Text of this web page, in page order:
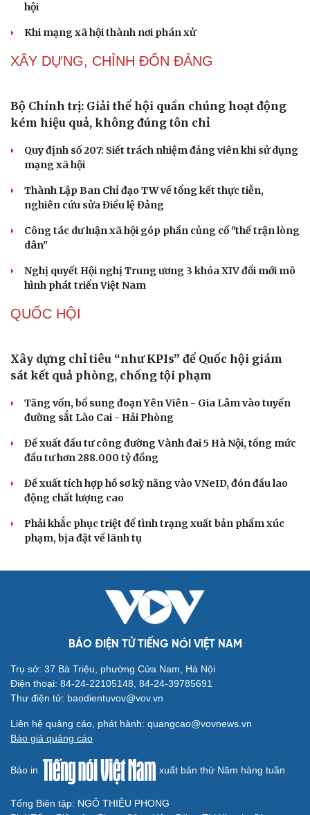
hội
Khi mạng xã hội thành nơi phán xử
XÂY DỰNG, CHỈNH ĐỐN ĐẢNG
Bộ Chính trị: Giải thể hội quần chúng hoạt động
kém hiệu quả, không đúng tôn chỉ
Quy định số 207: Siết trách nhiệm đảng viên khi sử dụng
mạng xã hội
Thành Lập Ban Chỉ đạo TW về tổng kết thực tiễn,
nghiên cứu sửa Điều lệ Đảng
Công tác dư luận xã hội góp phần củng cố "thế trận lòng
dân"
Nghị quyết Hội nghị Trung ương 3 khóa XIV đổi mới mô
hình phát triển Việt Nam
QUỐC HỘI
Xây dựng chỉ tiêu “như KPIs” để Quốc hội giám
sát kết quả phòng, chống tội phạm
Tăng vốn, bổ sung đoạn Yên Viên - Gia Lâm vào tuyến
đường sắt Lào Cai - Hải Phòng
Đề xuất đầu tư công đường Vành đai 5 Hà Nội, tổng mức
đầu tư hơn 288.000 tỷ đồng
Đề xuất tích hợp hồ sơ kỹ năng vào VNeID, đón đầu lao
động chất lượng cao
Phải khắc phục triệt để tình trạng xuất bản phẩm xúc
phạm, bịa đặt về lãnh tụ
BÁO ĐIỆN TỬ TIẾNG NÓI VIỆT NAM
Trụ sở: 37 Bà Triệu, phường Cửa Nam, Hà Nội
Điện thoại: 84-24-22105148, 84-24-39785691
Thư điện tử: baodientuvov@vov.vn
Liên hệ quảng cáo, phát hành: quangcao@vovnews.vn
Báo giá quảng cáo
Báo in xuất bản thứ Năm hàng tuần
Tổng Biên tập: NGÔ THIỆU PHONG